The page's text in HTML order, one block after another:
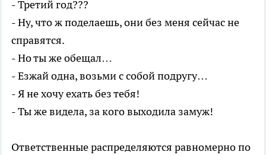
- Третий год???
- Ну, что ж поделаешь, они без меня сейчас не
справятся.
- Но ты же обещал…
- Езжай одна, возьми с собой подругу…
- Я не хочу ехать без тебя!
- Ты же видела, за кого выходила замуж!
Ответственные распределяются равномерно по